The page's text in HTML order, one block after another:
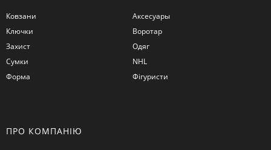
Ковзани
Ключки
Захист
Сумки
Форма
Аксесуары
Воротар
Одяг
NHL
Фігуристи
ПРО КОМПАНІЮ